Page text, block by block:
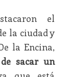
el
la ciudad y
la Encina,
sacar un